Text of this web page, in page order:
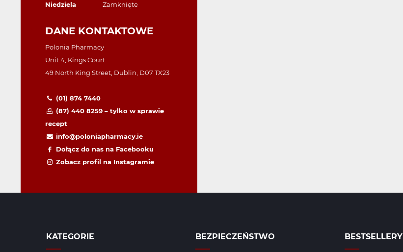
Niedziela Zamknięte
DANE KONTAKTOWE
Polonia Pharmacy
Unit 4, Kings Court
49 North King Street, Dublin, D07 TX23
(01) 874 7440
(87) 440 8259 – tylko w sprawie
recept
info@poloniapharmacy.ie
Dołącz do nas na Facebooku
Zobacz profil na Instagramie
KATEGORIE BEZPIECZEŃSTWO BESTSELLERY